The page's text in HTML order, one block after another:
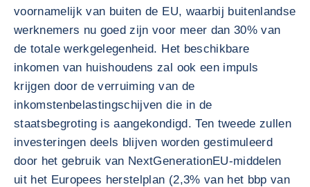
voornamelijk van buiten de EU, waarbij buitenlandse
werknemers nu goed zijn voor meer dan 30% van
de totale werkgelegenheid. Het beschikbare
inkomen van huishoudens zal ook een impuls
krijgen door de verruiming van de
inkomstenbelastingschijven die in de
staatsbegroting is aangekondigd. Ten tweede zullen
investeringen deels blijven worden gestimuleerd
door het gebruik van NextGenerationEU-middelen
uit het Europees herstelplan (2,3% van het bbp van